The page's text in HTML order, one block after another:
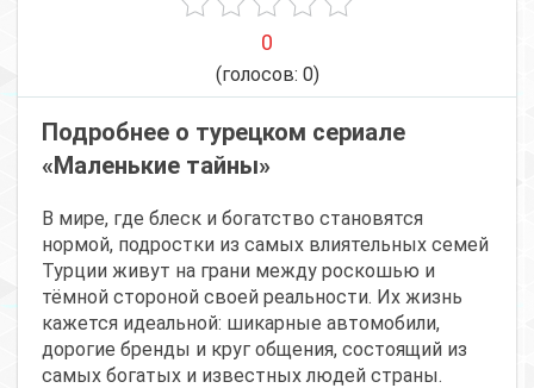
0
(голосов: 0)
Подробнее о турецком сериале
«Маленькие тайны»
В мире, где блеск и богатство становятся
нормой, подростки из самых влиятельных семей
Турции живут на грани между роскошью и
тёмной стороной своей реальности. Их жизнь
кажется идеальной: шикарные автомобили,
дорогие бренды и круг общения, состоящий из
самых богатых и известных людей страны.